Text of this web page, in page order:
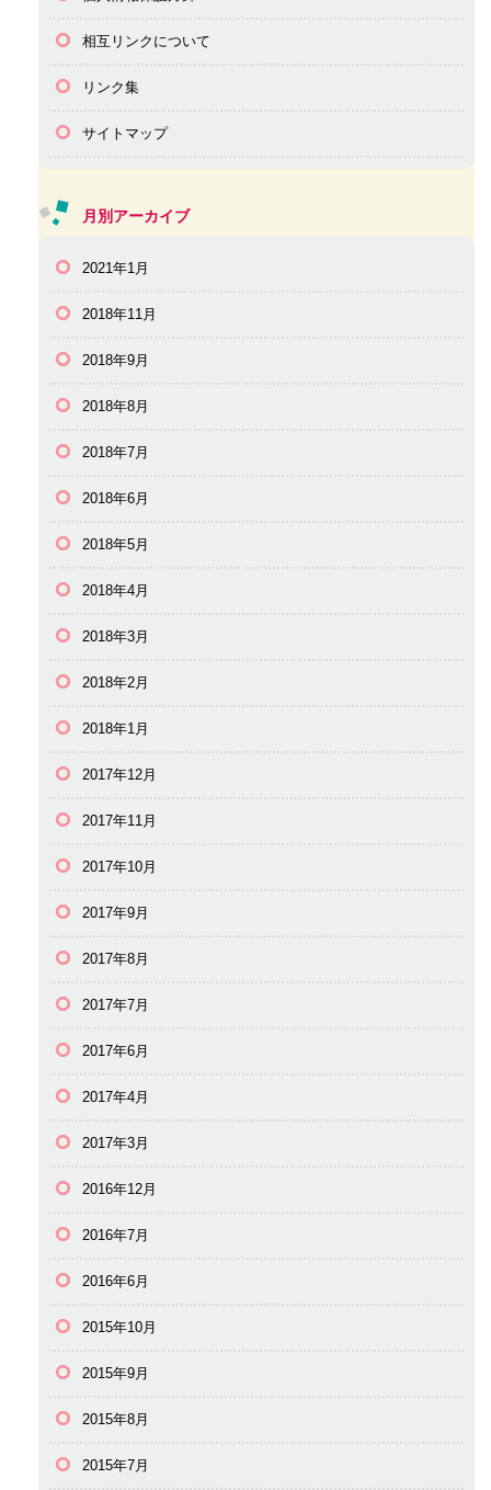
相互リンクについて
リンク集
サイトマップ
月別アーカイブ
2021年1月
2018年11月
2018年9月
2018年8月
2018年7月
2018年6月
2018年5月
2018年4月
2018年3月
2018年2月
2018年1月
2017年12月
2017年11月
2017年10月
2017年9月
2017年8月
2017年7月
2017年6月
2017年4月
2017年3月
2016年12月
2016年7月
2016年6月
2015年10月
2015年9月
2015年8月
2015年7月